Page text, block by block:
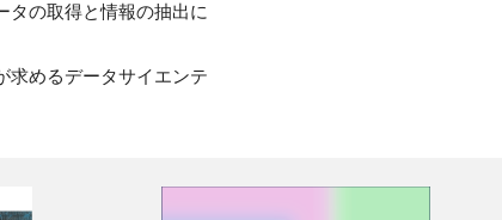
タの取得と情報の抽出に
求めるデータサイエンテ